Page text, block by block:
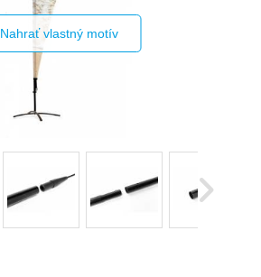
Nahrať vlastný motív